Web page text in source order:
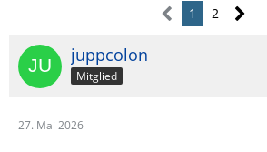
1 2
juppcolon
Mitglied
27. Mai 2026